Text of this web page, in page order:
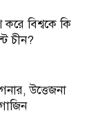
করে বিশ্বকে কি
চীন?
উত্তেজনা